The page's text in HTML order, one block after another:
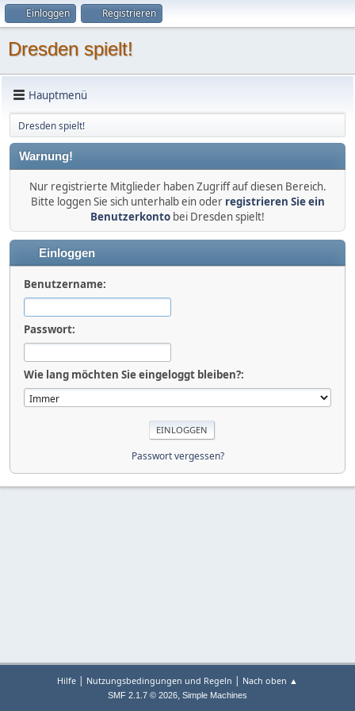
Einloggen Registrieren
Dresden spielt!
Hauptmenü
Dresden spielt!
Warnung!
Nur registrierte Mitglieder haben Zugriff auf diesen Bereich.
Bitte loggen Sie sich unterhalb ein oder registrieren Sie ein
Benutzerkonto bei Dresden spielt!
Einloggen
Benutzername:
Passwort:
Wie lang möchten Sie eingeloggt bleiben?:
Passwort vergessen?
Hilfe | Nutzungsbedingungen und Regeln | Nach oben ▲
SMF 2.1.7 © 2026, Simple Machines